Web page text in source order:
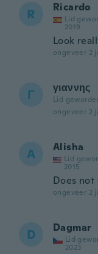
R Ricardo
Lid
2019
Look
ongeveer 2
Γ γιαννης
Lid
ongeveer 2
A Alisha
Lid
2015
Does
ongeveer 2
D Dagmar
Lid
2023